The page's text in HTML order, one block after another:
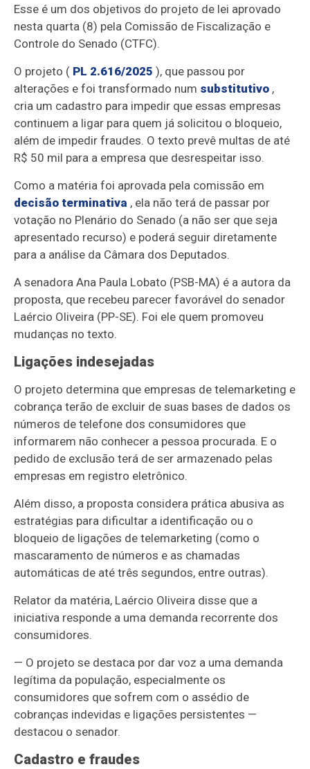
Esse é um dos objetivos do projeto de lei aprovado
nesta quarta (8) pela Comissão de Fiscalização e
Controle do Senado (CTFC).
O projeto ( PL 2.616/2025 ), que passou por
alterações e foi transformado num substitutivo ,
cria um cadastro para impedir que essas empresas
continuem a ligar para quem já solicitou o bloqueio,
além de impedir fraudes. O texto prevê multas de até
R$ 50 mil para a empresa que desrespeitar isso.
Como a matéria foi aprovada pela comissão em
decisão terminativa , ela não terá de passar por
votação no Plenário do Senado (a não ser que seja
apresentado recurso) e poderá seguir diretamente
para a análise da Câmara dos Deputados.
A senadora Ana Paula Lobato (PSB-MA) é a autora da
proposta, que recebeu parecer favorável do senador
Laércio Oliveira (PP-SE). Foi ele quem promoveu
mudanças no texto.
Ligações indesejadas
O projeto determina que empresas de telemarketing e
cobrança terão de excluir de suas bases de dados os
números de telefone dos consumidores que
informarem não conhecer a pessoa procurada. E o
pedido de exclusão terá de ser armazenado pelas
empresas em registro eletrônico.
Além disso, a proposta considera prática abusiva as
estratégias para dificultar a identificação ou o
bloqueio de ligações de telemarketing (como o
mascaramento de números e as chamadas
automáticas de até três segundos, entre outras).
Relator da matéria, Laércio Oliveira disse que a
iniciativa responde a uma demanda recorrente dos
consumidores.
— O projeto se destaca por dar voz a uma demanda
legítima da população, especialmente os
consumidores que sofrem com o assédio de
cobranças indevidas e ligações persistentes —
destacou o senador.
Cadastro e fraudes